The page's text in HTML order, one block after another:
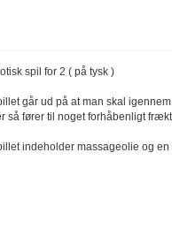
spil for 2 ( på tysk )
går ud på at man skal
så fører til noget forhåbenligt
indeholder massageolie og en